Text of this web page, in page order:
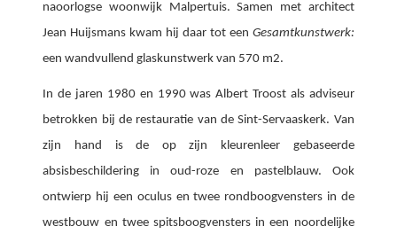
naoorlogse woonwijk Malpertuis. Samen met architect
Jean Huijsmans kwam hij daar tot een Gesamtkunstwerk:
een wandvullend glaskunstwerk van 570 m2.
In de jaren 1980 en 1990 was Albert Troost als adviseur
betrokken bij de restauratie van de Sint-Servaaskerk. Van
zijn hand is de op zijn kleurenleer gebaseerde
absisbeschildering in oud-roze en pastelblauw. Ook
ontwierp hij een oculus en twee rondboogvensters in de
westbouw en twee spitsboogvensters in een noordelijke